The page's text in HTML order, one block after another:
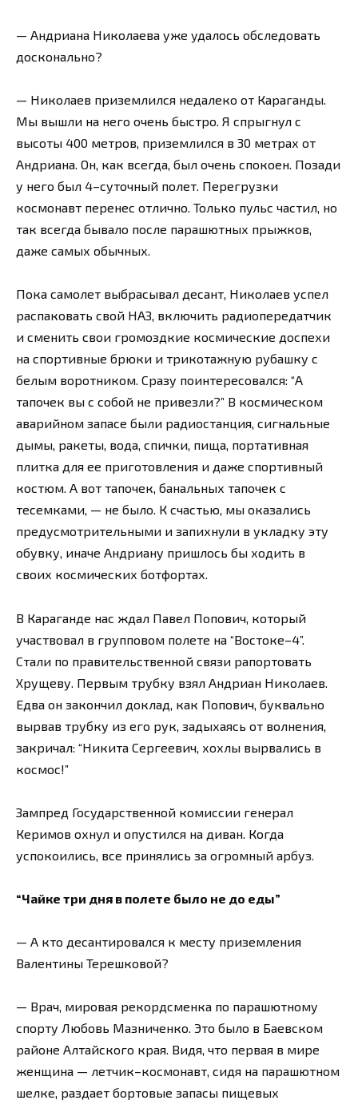
— Андриана Николаева уже удалось обследовать
досконально?
— Николаев приземлился недалеко от Караганды.
Мы вышли на него очень быстро. Я спрыгнул с
высоты 400 метров, приземлился в 30 метрах от
Андриана. Он, как всегда, был очень спокоен. Позади
у него был 4–суточный полет. Перегрузки
космонавт перенес отлично. Только пульс частил, но
так всегда бывало после парашютных прыжков,
даже самых обычных.
Пока самолет выбрасывал десант, Николаев успел
распаковать свой НАЗ, включить радиопередатчик
и сменить свои громоздкие космические доспехи
на спортивные брюки и трикотажную рубашку с
белым воротником. Сразу поинтересовался: “А
тапочек вы с собой не привезли?” В космическом
аварийном запасе были радиостанция, сигнальные
дымы, ракеты, вода, спички, пища, портативная
плитка для ее приготовления и даже спортивный
костюм. А вот тапочек, банальных тапочек с
тесемками, — не было. К счастью, мы оказались
предусмотрительными и запихнули в укладку эту
обувку, иначе Андриану пришлось бы ходить в
своих космических ботфортах.
В Караганде нас ждал Павел Попович, который
участвовал в групповом полете на “Востоке–4”.
Стали по правительственной связи рапортовать
Хрущеву. Первым трубку взял Андриан Николаев.
Едва он закончил доклад, как Попович, буквально
вырвав трубку из его рук, задыхаясь от волнения,
закричал: “Никита Сергеевич, хохлы вырвались в
космос!”
Зампред Государственной комиссии генерал
Керимов охнул и опустился на диван. Когда
успокоились, все принялись за огромный арбуз.
“Чайке три дня в полете было не до еды”
— А кто десантировался к месту приземления
Валентины Терешковой?
— Врач, мировая рекордсменка по парашютному
спорту Любовь Мазниченко. Это было в Баевском
районе Алтайского края. Видя, что первая в мире
женщина — летчик–космонавт, сидя на парашютном
шелке, раздает бортовые запасы пищевых